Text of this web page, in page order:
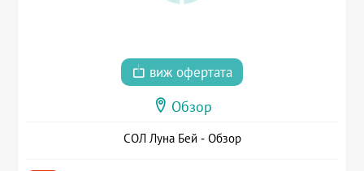
виж офертата
Обзор
СОЛ Луна Бей - Обзор